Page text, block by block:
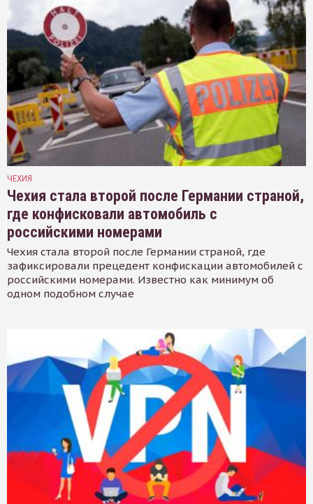
ЧЕХИЯ
Чехия стала второй после Германии страной,
где конфисковали автомобиль с
российскими номерами
Чехия стала второй после Германии страной, где
зафиксировали прецедент конфискации автомобилей с
российскими номерами. Известно как минимум об
одном подобном случае